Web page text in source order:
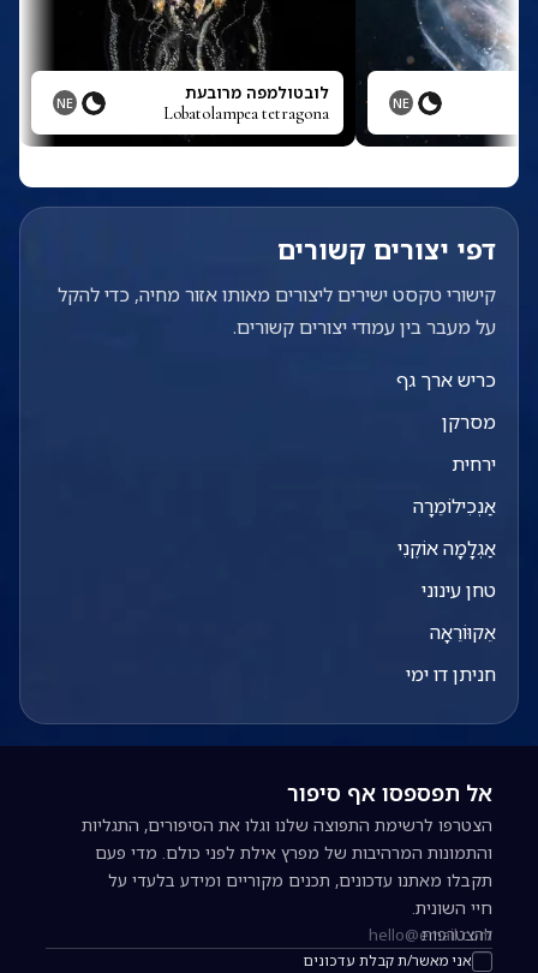
NE לובטולמפה מרובעת
Lobatolampea tetragona
NE
דפי יצורים קשורים
קישורי טקסט ישירים ליצורים מאותו אזור מחיה, כדי להקל
על מעבר בין עמודי יצורים קשורים.
כריש ארך גף
מסרקן
ירחית
אַנְכִילוֹמֵרָה
אַגְלָמָה אוֹקֶנִי
טחן עינוני
אֵקוּוֹרֵאָה
חניתן דו ימי
אל תפספסו אף סיפור
הצטרפו לרשימת התפוצה שלנו וגלו את הסיפורים, התגליות
והתמונות המרהיבות של מפרץ אילת לפני כולם. מדי פעם
תקבלו מאתנו עדכונים, תכנים מקוריים ומידע בלעדי על
חיי השונית.
כתובת אימייל להרשמה לניוזלטר
אני מאשר/ת קבלת עדכונים
להצטרפות